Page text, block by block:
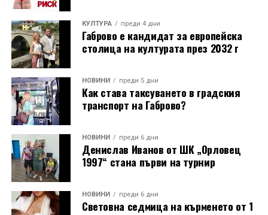
КУЛТУРА преди 4 дни
Габрово е кандидат за европейска
столица на културата през 2032 г
НОВИНИ преди 5 дни
Как става таксуването в градския
транспорт на Габрово?
НОВИНИ преди 6 дни
Денислав Иванов от ШК „Орловец
1997“ стана първи на турнир
НОВИНИ преди 6 дни
Световна седмица на кърменето от 1